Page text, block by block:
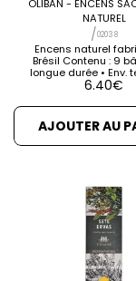
OLIBAN - ENCENS
NATUREL
/02038
Encens naturel
Brésil Contenu : 9
longue durée • Env.
combustion : 1h 30m
négatives, la
la confiance [...]
DÉTAILS VOIR LES
CONNEXES
6.40€
AJOUTER AU